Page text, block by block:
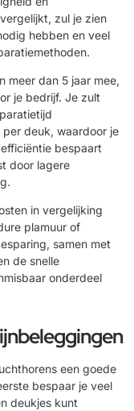
zul je zien
hebben en veel
meer dan 5 jaar mee,
je bedrijf. Je zult
deuk, waardoor je
bespaart
door lagere
in vergelijking
plamuur of
samen met
de snelle
onderdeel
een goede
bespaar je veel
deukjes kunt